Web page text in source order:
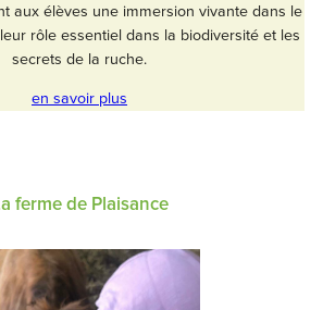
aux élèves une immersion vivante dans le
rôle essentiel dans la biodiversité et les
secrets de la ruche.
en savoir plus
ferme de Plaisance